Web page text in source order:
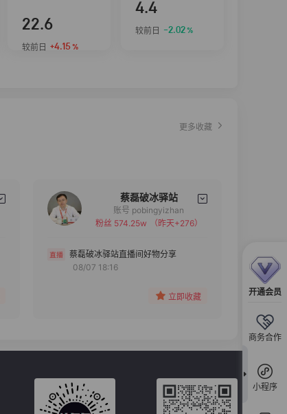
开通会员
商务合作
小程序
22.6
较前日 +4.15 %
4.4
较前日 -2.02%
更多收藏
蔡磊破冰驿站
备注
分组
账号 pobingyizhan
粉丝 574.25w
（昨天+276）
蔡磊破冰驿站直播间好物分享
08/07 18:16
立即收藏